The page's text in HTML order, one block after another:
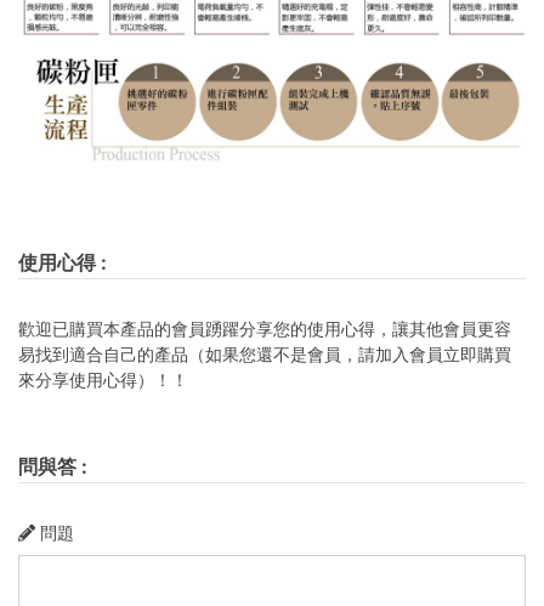
使用心得:
歡迎已購買本產品的會員踴躍分享您的使用心得，讓其他會員更容
易找到適合自己的產品（如果您還不是會員，請加入會員立即購買
來分享使用心得）！！
問與答 :
問題